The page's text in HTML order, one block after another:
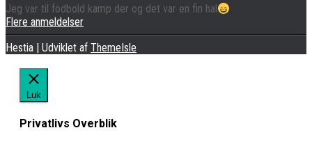
Jeg var til fodbold kamp der og det var en fin hal
Flere anmeldelser
Hestia | Udviklet af ThemeIsle
Luk
Privatlivs Overblik